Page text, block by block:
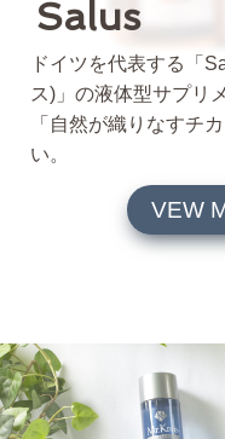
Salus
ドイツを代表する「
ス)」の液体型サプリ
「自然が織りなすチ
い。
VEW